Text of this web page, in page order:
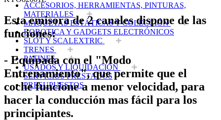
ACCESORIOS, HERRAMIENTAS, PINTURAS,
MATERIALES
MAQUETAS ESTÁTICAS Y COLECCIÓN
ROBOTICA Y GADGETS ELECTRÓNICOS
SLOT Y SCALEXTRIC
TRENES
PATINES
USADOS Y LIQUIDACION
SERVICIOS PRESTADOS
PRESUPUESTOS
Esta emisora de 2 canales dispone de las
funciones:
- Equipada con el "Modo
Entrenamiento", que permite que el
coche funcione a menor velocidad, para
hacer la conducción mas fácil para los
principiantes.